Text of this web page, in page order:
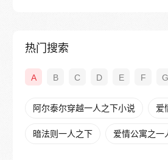
热门搜索
A B C D E F G
阿尔泰尔穿越一人之下小说 爱
暗法则一人之下 爱情公寓之一